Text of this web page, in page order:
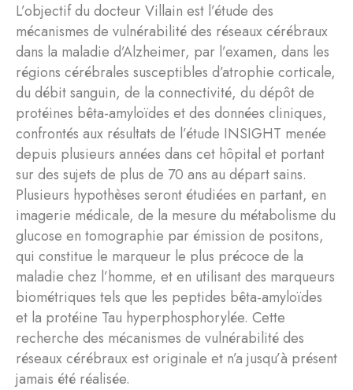
L’objectif du docteur Villain est l’étude des
mécanismes de vulnérabilité des réseaux cérébraux
dans la maladie d’Alzheimer, par l’examen, dans les
régions cérébrales susceptibles d’atrophie corticale,
du débit sanguin, de la connectivité, du dépôt de
protéines bêta-amyloïdes et des données cliniques,
confrontés aux résultats de l’étude INSIGHT menée
depuis plusieurs années dans cet hôpital et portant
sur des sujets de plus de 70 ans au départ sains.
Plusieurs hypothèses seront étudiées en partant, en
imagerie médicale, de la mesure du métabolisme du
glucose en tomographie par émission de positons,
qui constitue le marqueur le plus précoce de la
maladie chez l’homme, et en utilisant des marqueurs
biométriques tels que les peptides bêta-amyloïdes
et la protéine Tau hyperphosphorylée. Cette
recherche des mécanismes de vulnérabilité des
réseaux cérébraux est originale et n’a jusqu’à présent
jamais été réalisée.